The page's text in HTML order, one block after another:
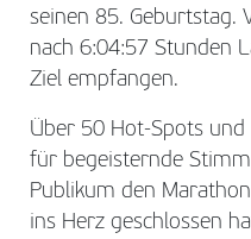
seinen 85. Geburtstag.
nach 6:04:57 Stunden
Ziel empfangen.
Über 50 Hot-Spots
für begeisternde
Publikum den
ins Herz geschlossen